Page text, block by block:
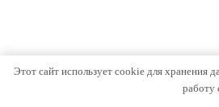
Этот сайт использует cookie для хранения
работу